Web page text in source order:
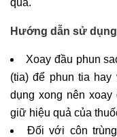
Hướng dẫn sử dụng
Xoay đầu phun
(tia) để phun tia
dụng xong nên
giữ hiệu quả của
Đối với côn